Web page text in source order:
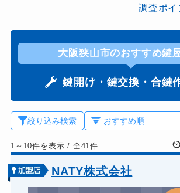
調査ポ
大阪狭山市のおすすめ鍵
鍵開け・鍵交換・合鍵
絞り込み検索
1～10件を表示/ 全41件
NATY株式会社